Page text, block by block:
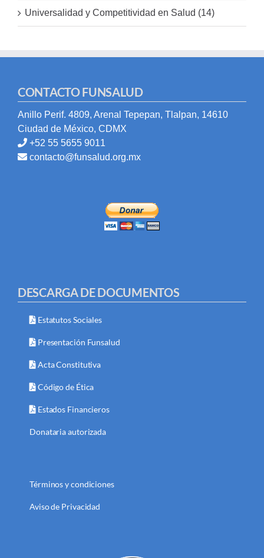
Universalidad y Competitividad en Salud (14)
CONTACTO FUNSALUD
Anillo Perif. 4809, Arenal Tepepan, Tlalpan, 14610
Ciudad de México, CDMX
+52 55 5655 9011
contacto@funsalud.org.mx
DESCARGA DE DOCUMENTOS
Estatutos Sociales
Presentación Funsalud
Acta Constitutiva
Código de Ética
Estados Financieros
Donataria autorizada
Términos y condiciones
Aviso de Privacidad